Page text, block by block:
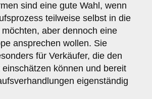
sind eine gute Wahl, wenn
teilweise selbst in die
aber dennoch eine
ansprechen wollen. Sie
für Verkäufer, die den
können und bereit
eigenständig